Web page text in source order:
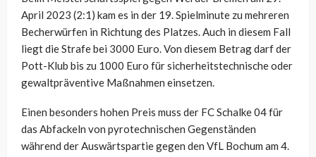
April 2023 (2:1) kam es in der 19. Spielminute zu mehreren
Becherwürfen in Richtung des Platzes. Auch in diesem Fall
liegt die Strafe bei 3000 Euro. Von diesem Betrag darf der
Pott-Klub bis zu 1000 Euro für sicherheitstechnische oder
gewaltpräventive Maßnahmen einsetzen.
Einen besonders hohen Preis muss der FC Schalke 04 für
das Abfackeln von pyrotechnischen Gegenständen
während der Auswärtspartie gegen den VfL Bochum am 4.